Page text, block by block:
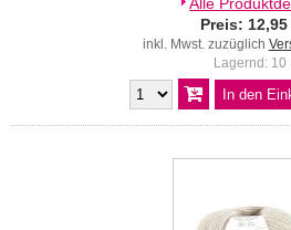
Alle
Preis: 12,95
inkl. Mwst. zuzüglich
Lagernd: 10